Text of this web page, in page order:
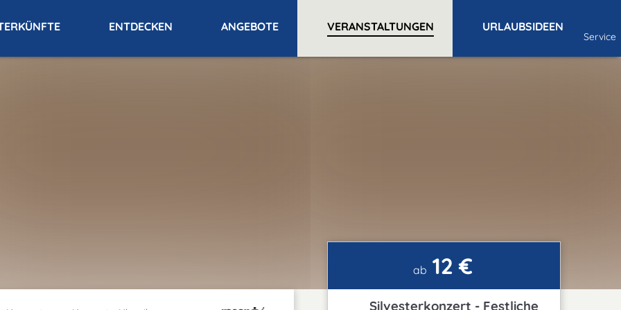
ENTDECKEN ANGEBOTE VERANSTALTUNGEN URLAUBSIDEEN
Service
ab 12 €
Silvesterkonzert - Festliche